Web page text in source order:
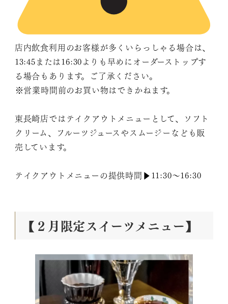
店内飲食利用のお客様が多くいらっしゃる場合は、
13:45または16:30よりも早めにオーダーストップす
る場合もあります。ご了承ください。
⁡※営業時間前のお買い物はできかねます。
東長崎店ではテイクアウトメニューとして、ソフト
クリーム、フルーツジュースやスムージーなども販
売しています。
テイクアウトメニューの提供時間▶︎11:30〜16:30
【２月限定スイーツメニュー】